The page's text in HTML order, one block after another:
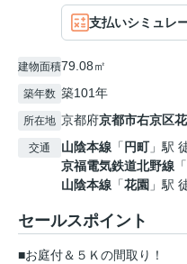
支払いシミュレ
建物面積79.08㎡
築年数 築101年
所在地 京都府京都市右京区
交通 山陰本線 「 円町」駅
京福電気鉄道北野線 「
山陰本線 「花園 」駅
セールスポイント
■お庭付＆５Ｋの間取り！